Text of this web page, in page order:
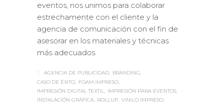
eventos, nos unimos para colaborar
estrechamente con el cliente y la
agencia de comunicación con el fin de
asesorar en los materiales y técnicas
más adecuados
AGENCIA DE PUBLICIDAD
BRANDING
CASO DE ÉXITO
FOAM IMPRESO
IMPRESIÓN DIGITAL TEXTIL
IMPRESIÓN PARA EVENTOS
INSTALACIÓN GRÁFICA
ROLLUP VINILO IMPRESO